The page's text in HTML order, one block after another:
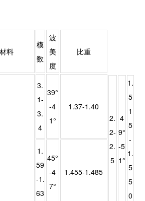
料
模
数
波
美
度
比重
3.
1-
3.
4
39°
-4
1°
1.37-1.40
2.
2-
2.
5
4
9°
-5
1°
1.
5
1
5
-
1.
5
5
0
1.
59
-1.
63
45°
-4
7°
1.455-1.485